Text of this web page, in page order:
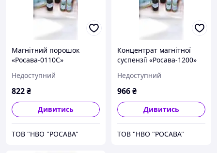
Магнітний порошок
«Росава-0110С»
Недоступний
822₴
Дивитись
ТОВ "НВО "РОСАВА"
Концентрат магнітної
суспензії «Росава-1200»
Недоступний
966₴
Дивитись
ТОВ "НВО "РОСАВА"